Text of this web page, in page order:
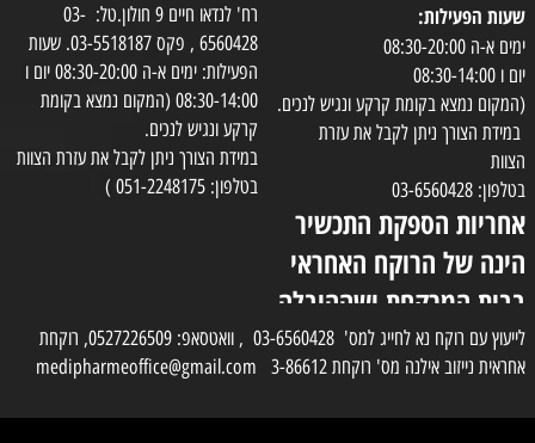
שעות הפעילות:
ימים א-ה 08:30-20:00
יום ו 08:30-14:00
(המקום נמצא בקומת קרקע ונגיש לנכים.
במידת הצורך ניתן לקבל את עזרת
הצוות
בטלפון: 03-6560428
אחריות הספקת התכשיר
הינה של הרוקח האחראי
בבית המרקחת ושההובלה
בפועל תעשה בעזרת
השליח
רח' לנדאו חיים 9 חולון.טל: 03-
6560428 , פקס 03-5518187. שעות
הפעילות: ימים א-ה 08:30-20:00 יום ו
08:30-14:00 (המקום נמצא בקומת
קרקע ונגיש לנכים.
במידת הצורך ניתן לקבל את עזרת הצוות
בטלפון: 051-2248175 )
לייעוץ עם רוקח נא לחייג למס' 03-6560428 , וואטסאפ: 0527226509, רוקחת
אחראית נייזוב אילנה מס' רוקחת 3-86612 medipharmeoffice@gmail.com